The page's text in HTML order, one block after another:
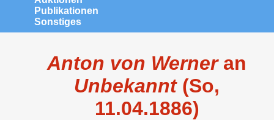
Publikationen
Sonstiges
Anton von Werneran
Unbekannt(So,
11.04.1886)